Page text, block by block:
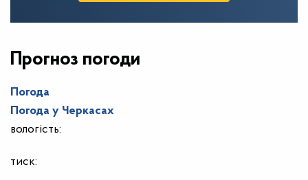
Прогноз погоди
Погода
Погода у Черкасах
вологість:
тиск: